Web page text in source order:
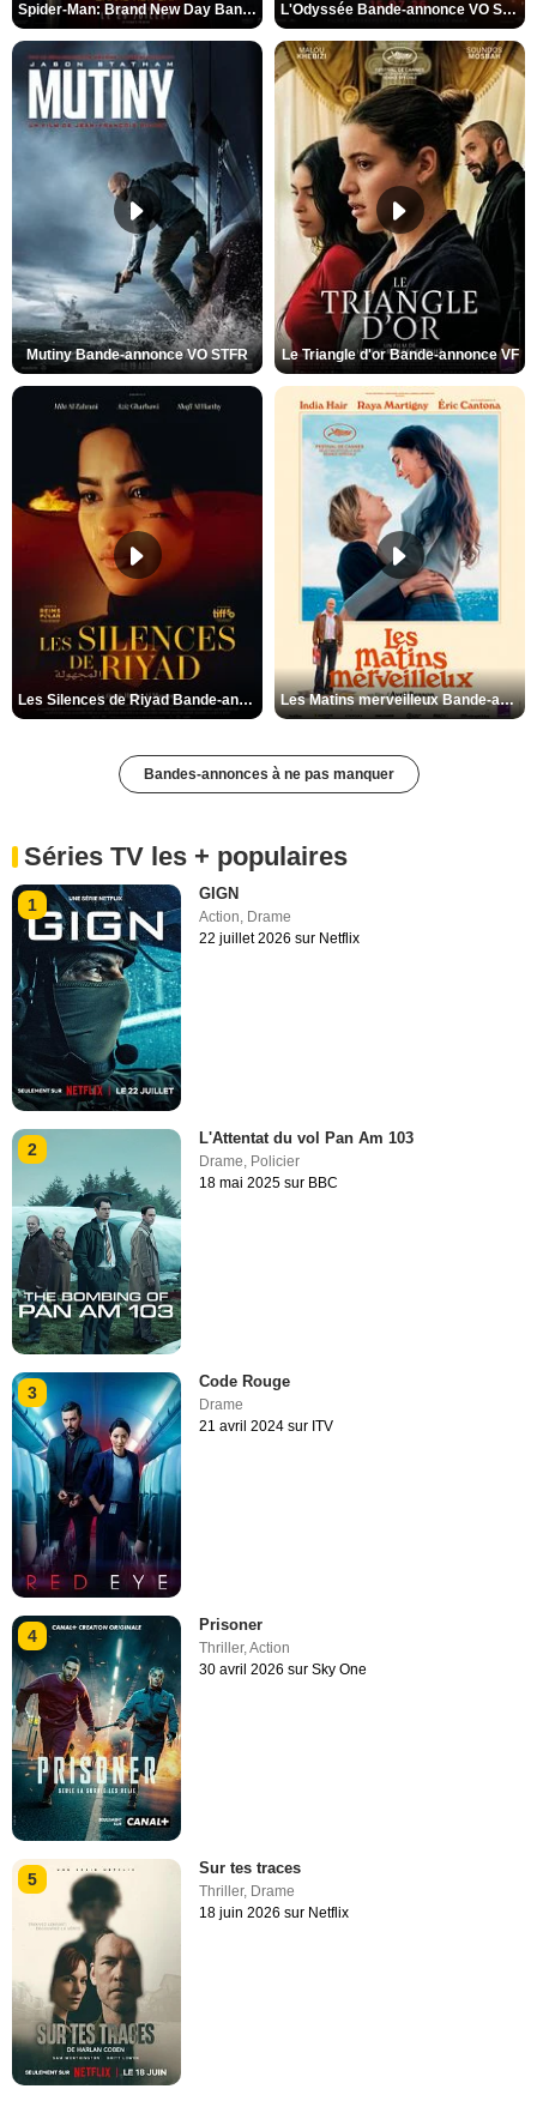
Spider-Man: Brand New Day Bande-annonce VO STFR L'Odyssée Bande-annonce VO STFR
Mutiny Bande-annonce VO STFR Le Triangle d'or Bande-annonce VF
Les Silences de Riyad Bande-annonce VO STFR Les Matins merveilleux Bande-annonce VF
Bandes-annonces à ne pas manquer
Séries TV les + populaires
1
GIGN
Action, Drame
22 juillet 2026 sur Netflix
2
L'Attentat du vol Pan Am 103
Drame Policier
18 mai 2025 sur BBC
3
Code Rouge
Drame
21 avril 2024 sur ITV
4
Prisoner
Thriller,Action
30 avril 2026 sur Sky One
5
Sur tes traces
Thriller, Drame
18 juin 2026 sur Netflix